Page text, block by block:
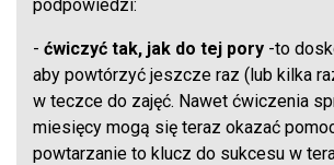
podpowiedzi:
- ćwiczyć tak, jak do tej pory -to
aby powtórzyć jeszcze raz (lub kilka
w teczce do zajęć. Nawet ćwiczenia
miesięcy mogą się teraz okazać
powtarzanie to klucz do sukcesu w